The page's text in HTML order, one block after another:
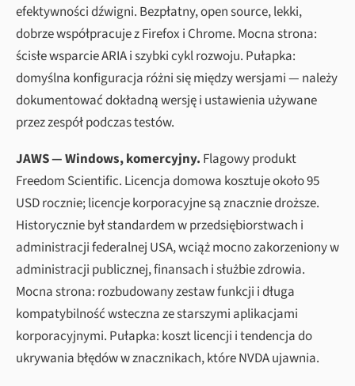
efektywności dźwigni. Bezpłatny, open source, lekki,
dobrze współpracuje z Firefox i Chrome. Mocna strona:
ścisłe wsparcie ARIA i szybki cykl rozwoju. Pułapka:
domyślna konfiguracja różni się między wersjami — należy
dokumentować dokładną wersję i ustawienia używane
przez zespół podczas testów.
JAWS — Windows, komercyjny. Flagowy produkt
Freedom Scientific. Licencja domowa kosztuje około 95
USD rocznie; licencje korporacyjne są znacznie droższe.
Historycznie był standardem w przedsiębiorstwach i
administracji federalnej USA, wciąż mocno zakorzeniony w
administracji publicznej, finansach i służbie zdrowia.
Mocna strona: rozbudowany zestaw funkcji i długa
kompatybilność wsteczna ze starszymi aplikacjami
korporacyjnymi. Pułapka: koszt licencji i tendencja do
ukrywania błędów w znacznikach, które NVDA ujawnia.